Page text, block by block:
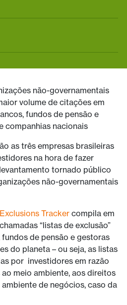
não-governamentais
volume de citações em
fundos de pensão e
companhias nacionais
as três empresas brasileiras
na hora de fazer
tornado público
não-governamentais
Trackercompila em
“listas de exclusão”
de pensão e gestoras
do planeta – ou seja, as listas
por investidores em razão
meio ambiente, aos direitos
de negócios, caso da